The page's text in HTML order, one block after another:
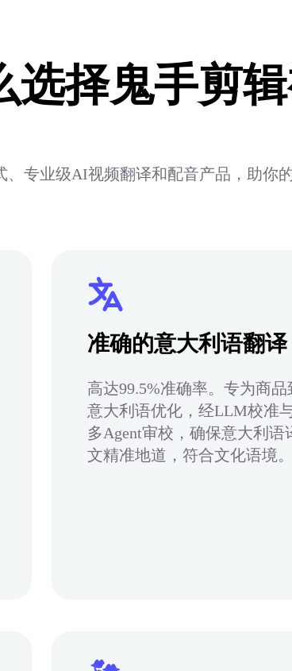
选择鬼手剪
、专业级AI视频翻译和配音产品，助你
准确的意大利语翻译
高达99.5%准确率。专为商品
意大利语优化，经LLM校准
多Agent审校，确保意大利语
文精准地道，符合文化语境。